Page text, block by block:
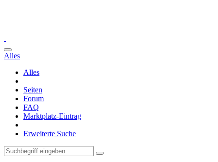
Alles
Alles
Seiten
Forum
FAQ
Marktplatz-Eintrag
Erweiterte Suche